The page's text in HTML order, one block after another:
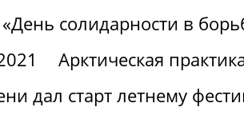
солидарности в
Арктическая
дал старт летнему